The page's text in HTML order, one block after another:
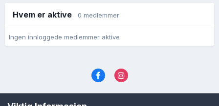
Hvem er aktive 0 medlemmer
Ingen innloggede medlemmer aktive